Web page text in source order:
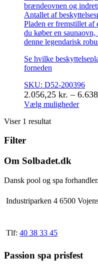
brændeovnen og
Antallet af
Pladen er fremstillet af
du køber en
denne legendarisk
Se hvilke
forneden
SKU: D52-200396
2.056,25 kr. –
Vælg muligheder
vare
flere
Mulighederne
kan
vælges
på
Viser 1 resultat
Filter
Om Solbadet.dk
Dansk pool og spa
Industriparken 4 6500
Tlf: 40 38 33 45
Passion spa prisfest